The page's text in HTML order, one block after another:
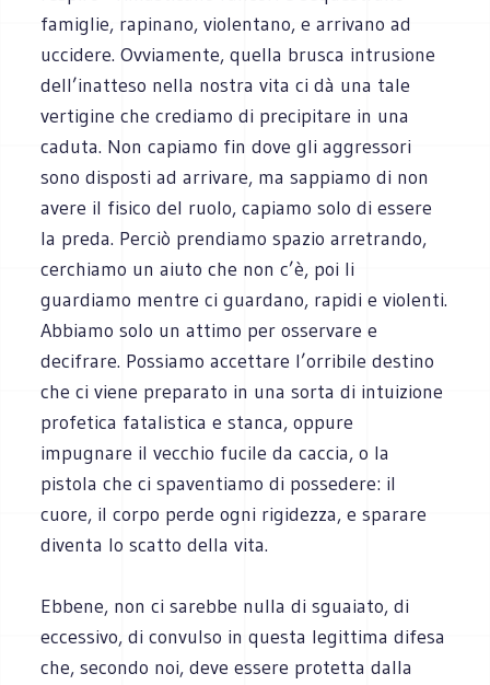
famiglie, rapinano, violentano, e arrivano ad
uccidere. Ovviamente, quella brusca intrusione
dell’inatteso nella nostra vita ci dà una tale
vertigine che crediamo di precipitare in una
caduta. Non capiamo fin dove gli aggressori
sono disposti ad arrivare, ma sappiamo di non
avere il fisico del ruolo, capiamo solo di essere
la preda. Perciò prendiamo spazio arretrando,
cerchiamo un aiuto che non c’è, poi li
guardiamo mentre ci guardano, rapidi e violenti.
Abbiamo solo un attimo per osservare e
decifrare. Possiamo accettare l’orribile destino
che ci viene preparato in una sorta di intuizione
profetica fatalistica e stanca, oppure
impugnare il vecchio fucile da caccia, o la
pistola che ci spaventiamo di possedere: il
cuore, il corpo perde ogni rigidezza, e sparare
diventa lo scatto della vita.
Ebbene, non ci sarebbe nulla di sguaiato, di
eccessivo, di convulso in questa legittima difesa
che, secondo noi, deve essere protetta dalla